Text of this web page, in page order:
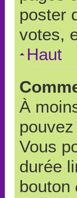
poster
votes,
Haut
À
Vous
durée
bouton